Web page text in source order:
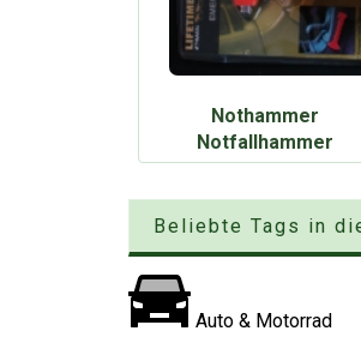
Nothammer
Notfallhammer
Emergency
Beliebte Tags in
Auto & Motorrad